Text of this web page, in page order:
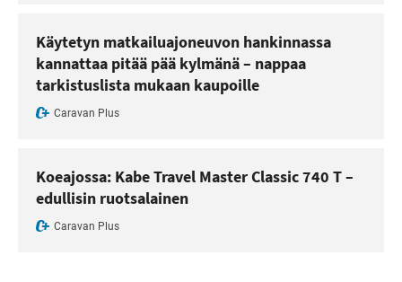
Käytetyn matkailuajoneuvon hankinnassa
kannattaa pitää pää kylmänä – nappaa
tarkistuslista mukaan kaupoille
Caravan Plus
Koeajossa: Kabe Travel Master Classic 740 T –
edullisin ruotsalainen
Caravan Plus